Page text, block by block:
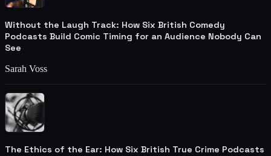
Without the Laugh Track: How Six British Comedy
Podcasts Build Comic Timing for an Audience Nobody Can
See
Sarah Voss
The Ethics of the Ear: How Six British True Crime Podcasts